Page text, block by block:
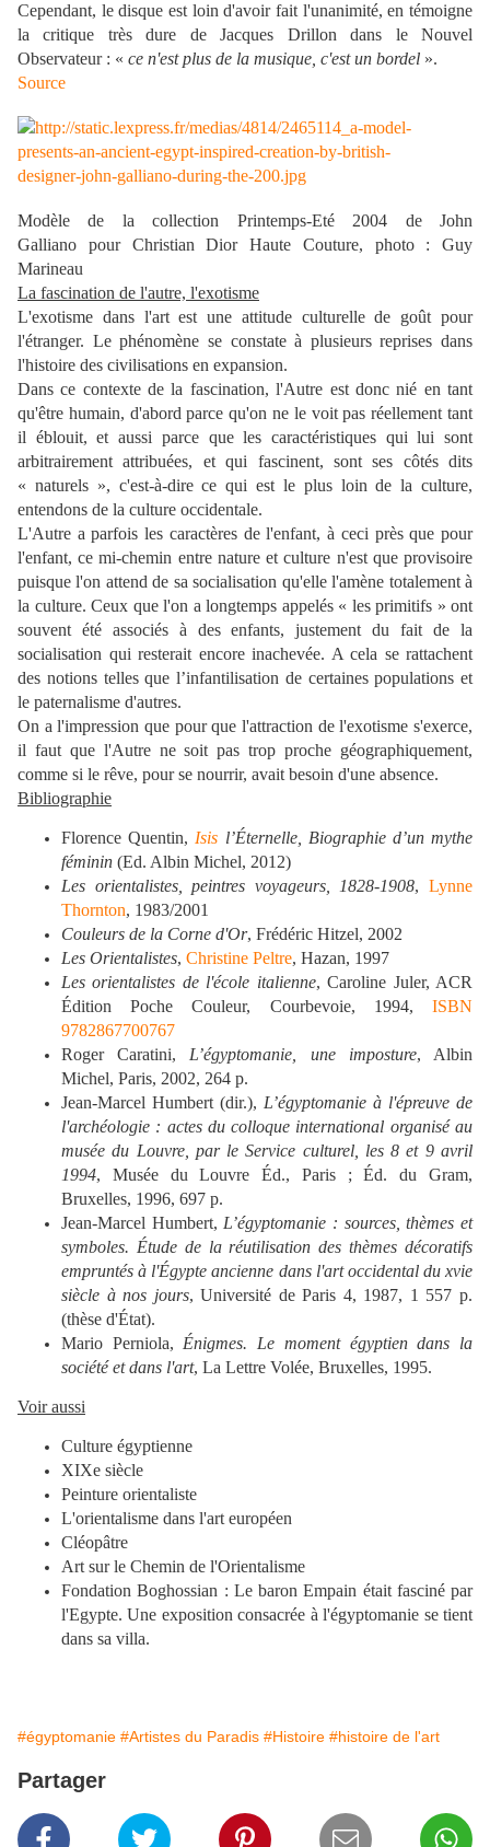
Cependant, le disque est loin d'avoir fait l'unanimité, en témoigne
la critique très dure de Jacques Drillon dans le Nouvel
Observateur : « ce n'est plus de la musique, c'est un bordel ».
Source
Modèle de la collection Printemps-Eté 2004 de John
Galliano pour Christian Dior Haute Couture, photo : Guy
Marineau
La fascination de l'autre, l'exotisme
L'exotisme dans l'art est une attitude culturelle de goût pour
l'étranger. Le phénomène se constate à plusieurs reprises dans
l'histoire des civilisations en expansion.
Dans ce contexte de la fascination, l'Autre est donc nié en tant
qu'être humain, d'abord parce qu'on ne le voit pas réellement tant
il éblouit, et aussi parce que les caractéristiques qui lui sont
arbitrairement attribuées, et qui fascinent, sont ses côtés dits
« naturels », c'est-à-dire ce qui est le plus loin de la culture,
entendons de la culture occidentale.
L'Autre a parfois les caractères de l'enfant, à ceci près que pour
l'enfant, ce mi-chemin entre nature et culture n'est que provisoire
puisque l'on attend de sa socialisation qu'elle l'amène totalement à
la culture. Ceux que l'on a longtemps appelés « les primitifs » ont
souvent été associés à des enfants, justement du fait de la
socialisation qui resterait encore inachevée. A cela se rattachent
des notions telles que l’infantilisation de certaines populations et
le paternalisme d'autres.
On a l'impression que pour que l'attraction de l'exotisme s'exerce,
il faut que l'Autre ne soit pas trop proche géographiquement,
comme si le rêve, pour se nourrir, avait besoin d'une absence.
Bibliographie
Florence Quentin, Isis l’Éternelle, Biographie d’un mythe
féminin (Ed. Albin Michel, 2012)
Les orientalistes, peintres voyageurs, 1828-1908,Lynne
Thornton, 1983/2001
Couleurs de la Corne d'Or, Frédéric Hitzel, 2002
Les Orientalistes, Christine Peltre, Hazan, 1997
Les orientalistes de l'école italienne, Caroline Juler, ACR
Édition Poche Couleur, Courbevoie, 1994, ISBN
9782867700767
Roger Caratini, L’égyptomanie, une imposture, Albin
Michel, Paris, 2002, 264 p.
Jean-Marcel Humbert (dir.), L’égyptomanie à l'épreuve de
l'archéologie : actes du colloque international organisé au
musée du Louvre, par le Service culturel, les 8 et 9 avril
1994, Musée du Louvre Éd., Paris ; Éd. du Gram,
Bruxelles, 1996, 697 p.
Jean-Marcel Humbert, L’égyptomanie : sources, thèmes et
symboles. Étude de la réutilisation des thèmes décoratifs
empruntés à l'Égypte ancienne dans l'art occidental du xvie
siècle à nos jours, Université de Paris 4, 1987, 1 557 p.
(thèse d'État).
Mario Perniola, Énigmes. Le moment égyptien dans la
société et dans l'art, La Lettre Volée, Bruxelles, 1995.
Voir aussi
Culture égyptienne
XIXe siècle
Peinture orientaliste
L'orientalisme dans l'art européen
Cléopâtre
Art sur le Chemin de l'Orientalisme
Fondation Boghossian : Le baron Empain était fasciné par
l'Egypte. Une exposition consacrée à l'égyptomanie se tient
dans sa villa.
#égyptomanie #Artistes du Paradis #Histoire #histoire de l'art
Partager